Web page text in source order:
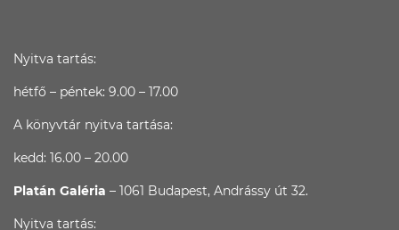
Nyitva tartás:
hétfő – péntek: 9.00 – 17.00
A könyvtár nyitva tartása:
kedd: 16.00 – 20.00
Platán Galéria – 1061 Budapest, Andrássy út 32.
Nyitva tartás: